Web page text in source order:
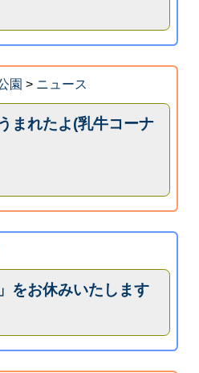
園 > ニュース
まれたよ(乳牛コーナ
をお休みいたします